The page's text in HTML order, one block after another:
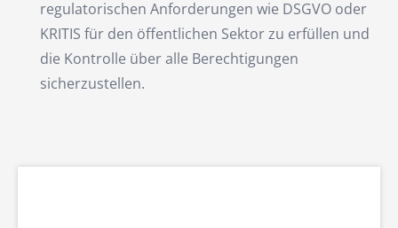
regulatorischen Anforderungen wie DSGVO oder
KRITIS für den öffentlichen Sektor zu erfüllen und
die Kontrolle über alle Berechtigungen
sicherzustellen.